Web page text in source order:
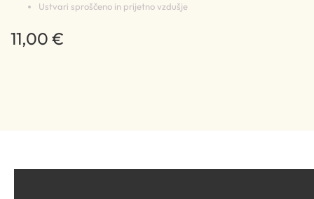
Ustvari sproščeno in prijetno vzdušje
11,00 €